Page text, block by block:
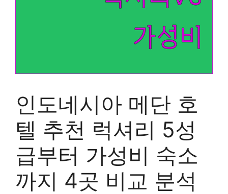
인도네시아 메단 호
텔 추천 럭셔리 5성
급부터 가성비 숙소
까지 4곳 비교 분석